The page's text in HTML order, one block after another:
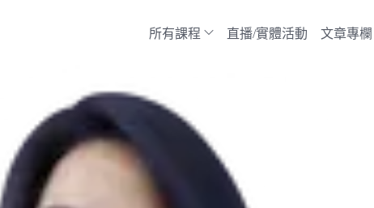
所有課程 直播/實體活動 文章專欄